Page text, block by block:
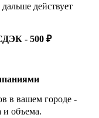
действует
- 500 ₽
в вашем городе -
и объема.